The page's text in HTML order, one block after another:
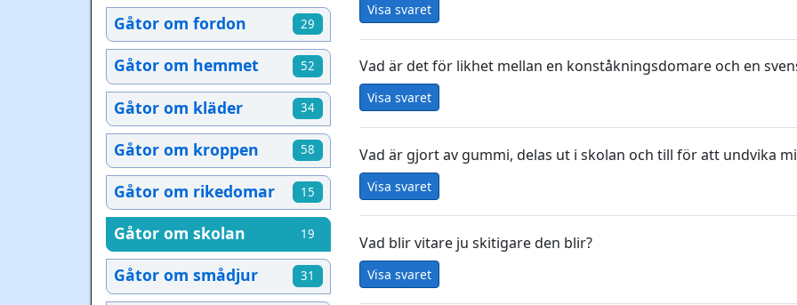
Gåtor om fordon 29
Gåtor om hemmet 52
Gåtor om kläder 34
Gåtor om kroppen 58
Gåtor om rikedomar 15
Gåtor om skolan 19
Gåtor om smådjur 31
Visa svaret
Vad är det för likhet mellan en konståkningsdomare och en
Visa svaret
Vad är gjort av gummi, delas ut i skolan och till för att undvika
Visa svaret
Vad blir vitare ju skitigare den blir?
Visa svaret